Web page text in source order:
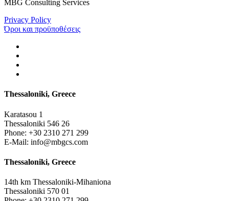
MBG Consulting Services
Privacy Policy
Όροι και προϋποθέσεις
Thessaloniki, Greece
Karatasou 1
Thessaloniki 546 26
Phone: +30 2310 271 299
E-Mail: info@mbgcs.com
Thessaloniki, Greece
14th km Thessaloniki-Mihaniona
Thessaloniki 570 01